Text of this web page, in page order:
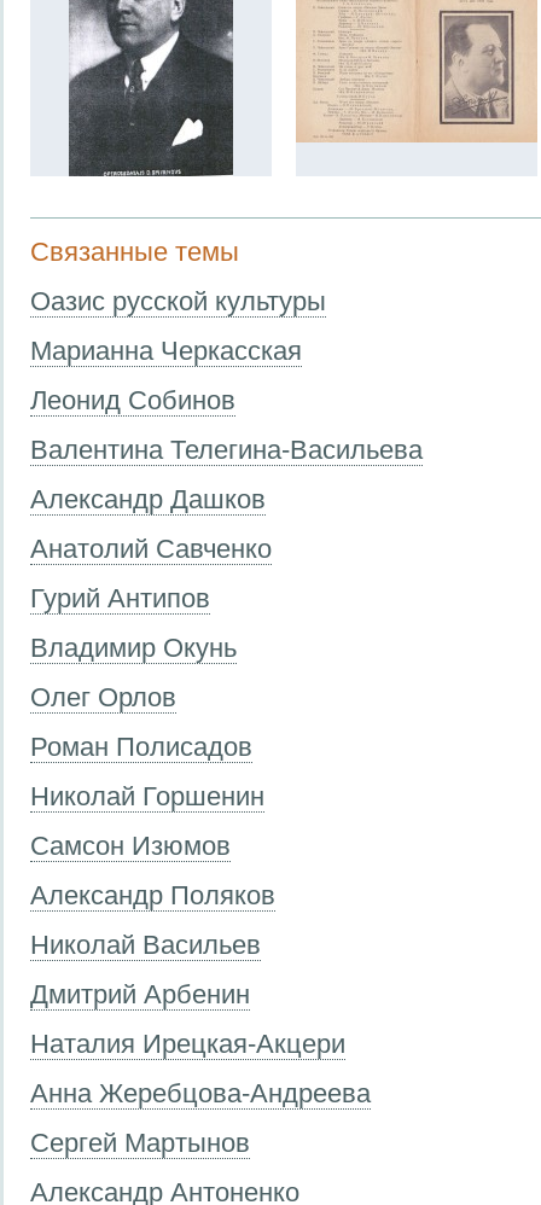
Связанные темы
Оазис русской культуры
Марианна Черкасская
Леонид Собинов
Валентина Телегина-Васильева
Александр Дашков
Анатолий Савченко
Гурий Антипов
Владимир Окунь
Олег Орлов
Роман Полисадов
Николай Горшенин
Самсон Изюмов
Александр Поляков
Николай Васильев
Дмитрий Арбенин
Наталия Ирецкая-Акцери
Анна Жеребцова-Андреева
Сергей Мартынов
Александр Антоненко